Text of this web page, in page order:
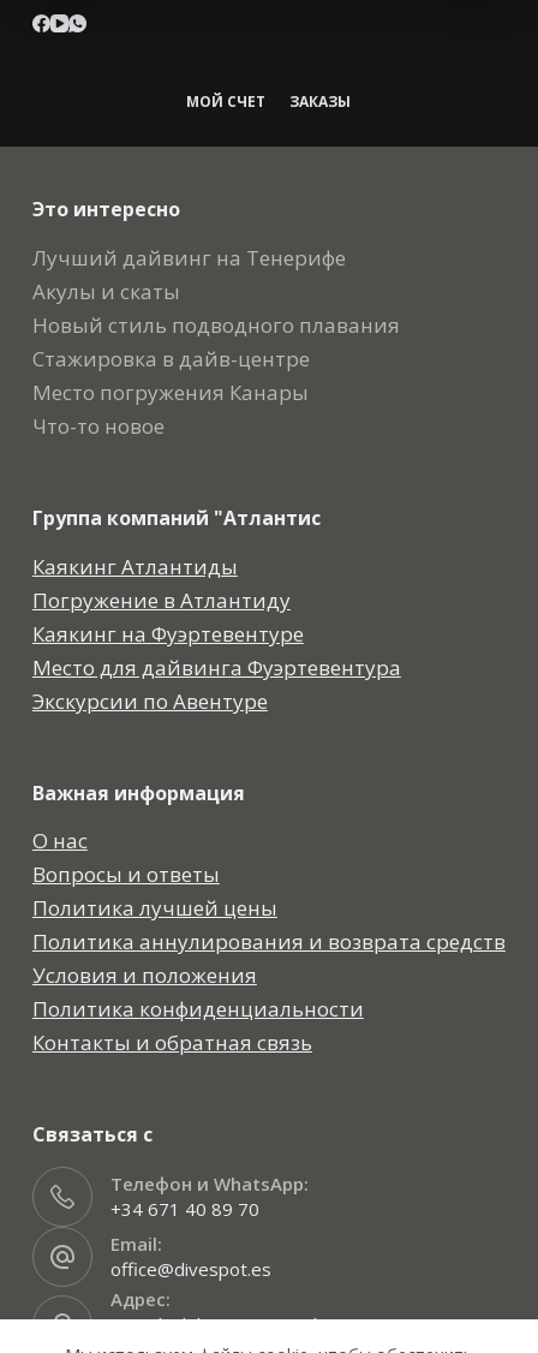
МОЙ СЧЕТ ЗАКАЗЫ
Это интересно
Лучший дайвинг на Тенерифе
Акулы и скаты
Новый стиль подводного плавания
Стажировка в дайв-центре
Место погружения Канары
Что-то новое
Группа компаний "Атлантис
Каякинг Атлантиды
Погружение в Атлантиду
Каякинг на Фуэртевентуре
Место для дайвинга Фуэртевентура
Экскурсии по Авентуре
Важная информация
О нас
Вопросы и ответы
Политика лучшей цены
Политика аннулирования и возврата средств
Условия и положения
Политика конфиденциальности
Контакты и обратная связь
Связаться с
Телефон и WhatsApp:
+34 671 40 89 70
Email:
office@divespot.es
Адрес:
C.María del Carmen García, 17, pt.2, Лас-